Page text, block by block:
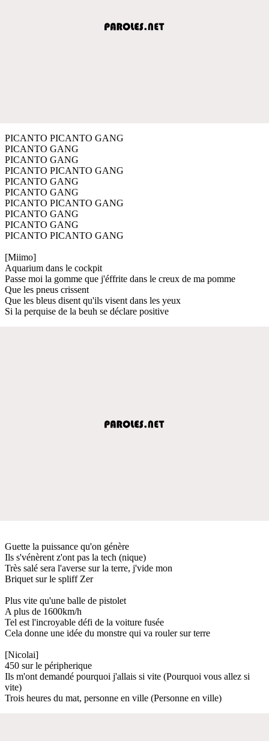
PICANTO PICANTO GANG
PICANTO GANG
PICANTO GANG
PICANTO PICANTO GANG
PICANTO GANG
PICANTO GANG
PICANTO PICANTO GANG
PICANTO GANG
PICANTO GANG
PICANTO PICANTO GANG
[Miimo]
Aquarium dans le cockpit
Passe moi la gomme que j'éffrite dans le creux de ma pomme
Que les pneus crissent
Que les bleus disent qu'ils visent dans les yeux
Si la perquise de la beuh se déclare positive
Guette la puissance qu'on génère
Ils s'vénèrent z'ont pas la tech (nique)
Très salé sera l'averse sur la terre, j'vide mon
Briquet sur le spliff Zer
Plus vite qu'une balle de pistolet
A plus de 1600km/h
Tel est l'incroyable défi de la voiture fusée
Cela donne une idée du monstre qui va rouler sur terre
[Nicolai]
450 sur le péripherique
Ils m'ont demandé pourquoi j'allais si vite (Pourquoi vous allez si
vite)
Trois heures du mat, personne en ville (Personne en ville)